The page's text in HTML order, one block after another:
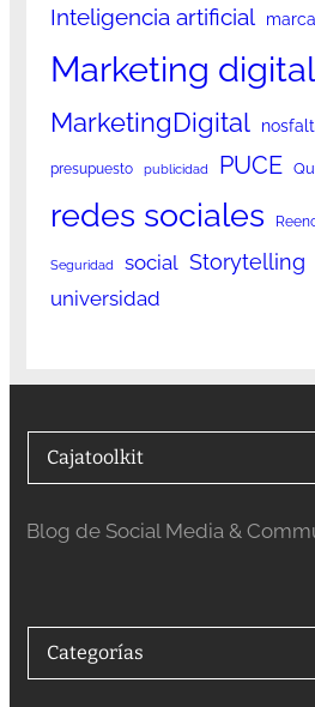
Inteligencia artificial marca
Marketing digital
MarketingDigital
presupuesto publicidad PUCE
redes sociales
Seguridad social Storytelling
universidad
Cajatoolkit
Blog de Social Media &
Categorías